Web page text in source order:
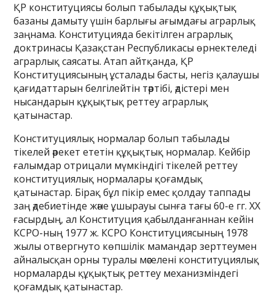
ҚР конституциясы болып табылады құқықтық
базаны дамыту үшін барлығы ағымдағы аграрлық
заңнама. Конституцияда бекітілген аграрлық
доктринасы Қазақстан Республикасы өрнектеледі
аграрлық саясаты. Атап айтқанда, ҚР
Конституциясының ұсталады басты, негіз қалаушы
қағидаттарын белгілейтін тәртібі, әдістері мен
нысандарын құқықтық реттеу аграрлық
қатынастар.
Конституциялық нормалар болып табылады
тікелей әрекет ететін құқықтық нормалар. Кейбір
ғалымдар отрицали мүмкіндігі тікелей реттеу
конституциялық нормалары қоғамдық
қатынастар. Бірақ бұл пікір емес қолдау таппады
заң әдебиетінде және ұшырауы сынға тағы 60-е гг. ХХ
ғасырдың, ал Конституция қабылданғаннан кейін
КСРО-ның 1977 ж. КСРО Конституциясының 1978
жылы отвергнуто көпшілік мамандар зерттеумен
айналысқан орны туралы мәселені конституциялық
нормаларды құқықтық реттеу механизміндегі
қоғамдық қатынастар.